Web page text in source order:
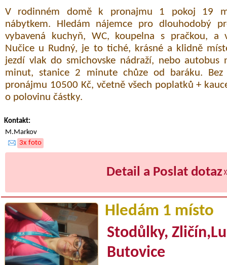
V rodinném domě k pronajmu 1 pokoj 19
nábytkem. Hledám nájemce pro dlouhodobý
vybavená kuchyň, WC, koupelna s pračkou, a
Nučice u Rudný, je to tiché, krásné a klidně
jezdí vlak do smichovske nádraží, nebo
minut, stanice 2 minute chůze od baráku. Bez
pronájmu 10500 Kč, včetně všech poplatků +
o polovinu částky.
Kontakt:
M.Markov
3x foto
Detail a Poslat dotaz
Hledám 1 místo
Stodůlky,
Butovice